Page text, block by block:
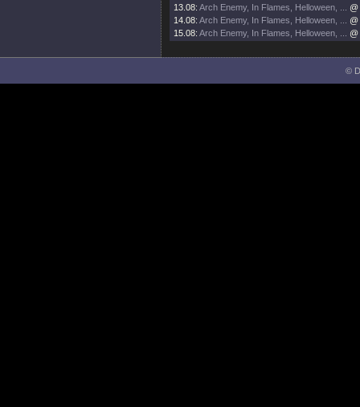
13.08: Arch Enemy, In Flames, Helloween, ...
14.08: Arch Enemy, In Flames, Helloween, ...
15.08: Arch Enemy, In Flames, Helloween, ...
©